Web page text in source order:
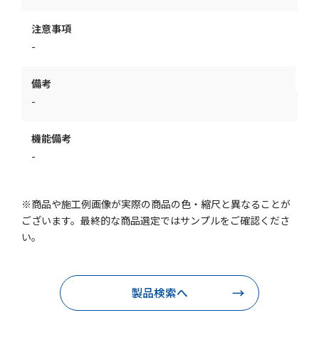
注意事項
-
備考
-
機能備考
-
※商品や施工例画像が実際の商品の色・縮尺と異なることが
ございます。最終的な商品選定ではサンプルをご確認くださ
い。
製品検索へ